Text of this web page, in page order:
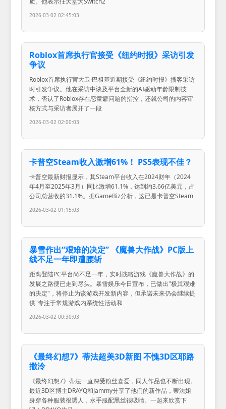
2026-03-02 02:45:03
Roblox首席执行官接受《纽约时报》采访引发
争议
Roblox首席执行官大卫·巴祖基近期接受《纽约时报》播客采访
时引发争议。他在采访中谈及平台全新的AI驱动年龄限制技
术，否认了Roblox存在恋童癖问题的指控，还就公司的内容审
核方式与采访者展开了一段
2026-03-02 02:00:03
卡普空Steam收入激增61%！ PS5表现不佳？
卡普空最新财报显示，其Steam平台收入在2024财年（2024
年4月至2025年3月）同比激增61.1%，达到约3.66亿美元，占
公司总营收的31.1%。据GameBiz分析，这已是卡普空Steam
2026-03-02 01:15:03
暴雪作出“艰难的决定” 《魔兽大作战》PC版上
线不足一年即遭腰斩
距离登陆PC平台尚不足一年，实时战略游戏《魔兽大作战》的
发展之路便已走到尽头。暴雪娱乐今日宣布，已做出"极其艰难
的决定"，将停止为该游戏开发新内容，但承诺未来仍会继续提
供"专注于常规游戏内系统性活动和
2026-03-02 00:30:03
《最终幻想7》蒂法超美3D新图 不愧3D区耶路
撒泠
《最终幻想7》蒂法一直深受粉丝喜爱，同人作品也不断出现。
最近3D区博主DRAYQ和Jammy分享了他们的新作品，蒂法姐
身穿各种服装很诱人，水手服配黑丝很吸睛。一起来欣赏下